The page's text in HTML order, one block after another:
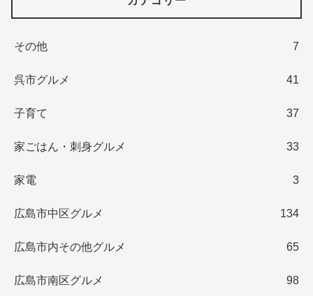
その他 7
呉市グルメ 41
子育て 37
家ごはん・刺身グルメ 33
家電 3
広島市中区グルメ 134
広島市内その他グルメ 65
広島市南区グルメ 98